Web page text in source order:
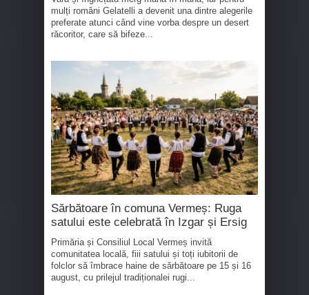
mulți români Gelatelli a devenit una dintre alegerile
preferate atunci când vine vorba despre un desert
răcoritor, care să bifeze...
Sărbătoare în comuna Vermeș: Ruga
satului este celebrată în Izgar și Ersig
Primăria și Consiliul Local Vermeș invită
comunitatea locală, fiii satului și toți iubitorii de
folclor să îmbrace haine de sărbătoare pe 15 și 16
august, cu prilejul tradiționalei rugi...